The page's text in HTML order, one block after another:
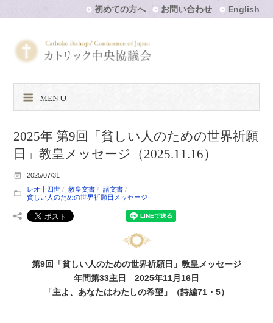
初めての方へ お問い合わせ English
MENU
2025年 第9回「貧しい人のための世界祈願
日」教皇メッセージ（2025.11.16）
2025/07/31
レオ十四世
教皇文書
諸文書
貧しい人のための世界祈願日メッセージ
第9回「貧しい人のための世界祈願日」教皇メッセージ
年間第33主日 2025年11月16日
「主よ、あなたはわたしの希望」（詩編71・5）